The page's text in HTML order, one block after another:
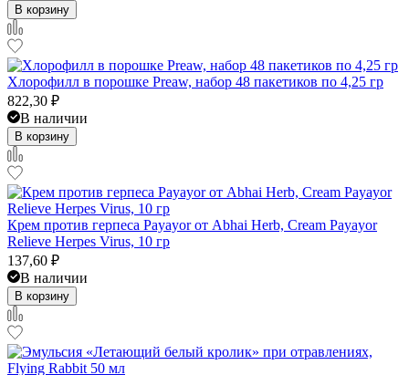
В корзину
Хлорофилл в порошке Preaw, набор 48 пакетиков по 4,25 гр
822,30 ₽
В наличии
В корзину
Крем против герпеса Payayor от Abhai Herb, Cream Payayor
Relieve Herpes Virus, 10 гр
137,60 ₽
В наличии
В корзину